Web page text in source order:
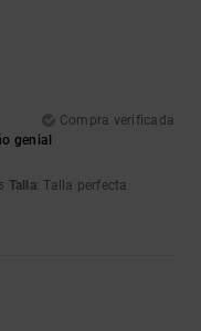
Compra verificada
genial
Talla: Talla perfecta